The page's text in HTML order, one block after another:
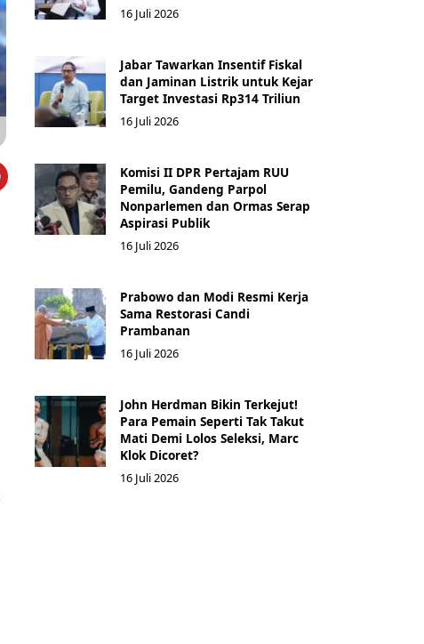
16 Juli 2026
Jabar Tawarkan Insentif Fiskal
dan Jaminan Listrik untuk Kejar
Target Investasi Rp314 Triliun
16 Juli 2026
Komisi II DPR Pertajam RUU
Pemilu, Gandeng Parpol
Nonparlemen dan Ormas Serap
Aspirasi Publik
16 Juli 2026
Prabowo dan Modi Resmi Kerja
Sama Restorasi Candi
Prambanan
16 Juli 2026
John Herdman Bikin Terkejut!
Para Pemain Seperti Tak Takut
Mati Demi Lolos Seleksi, Marc
Klok Dicoret?
16 Juli 2026